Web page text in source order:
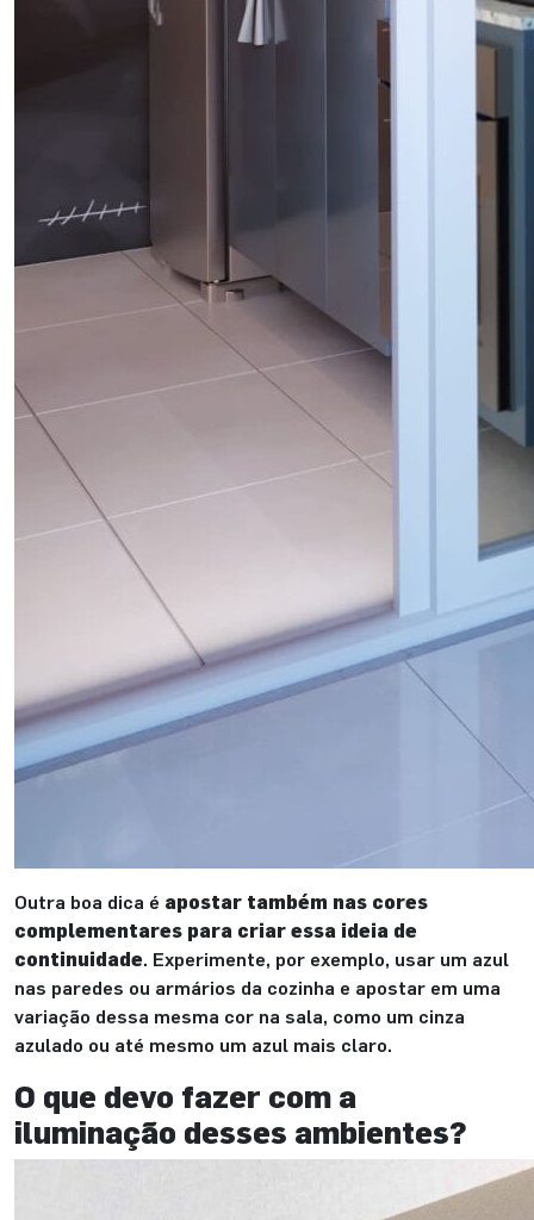
Outra boa dica é apostar também nas cores
complementares para criar essa ideia de
continuidade. Experimente, por exemplo, usar um azul
nas paredes ou armários da cozinha e apostar em uma
variação dessa mesma cor na sala, como um cinza
azulado ou até mesmo um azul mais claro.
O que devo fazer com a
iluminação desses ambientes?